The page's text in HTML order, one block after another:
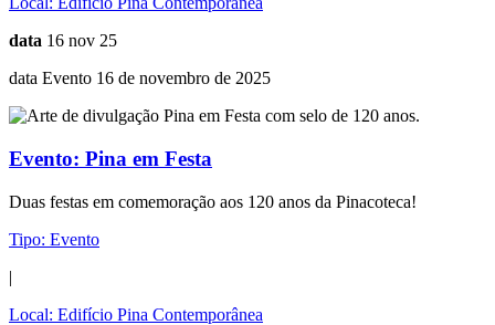
data 16 nov 25
data Evento 16 de novembro de 2025
Evento: Pina em Festa
Duas festas em comemoração aos 120 anos da Pinacoteca!
Tipo: Evento
|
Local: Edifício Pina Contemporânea